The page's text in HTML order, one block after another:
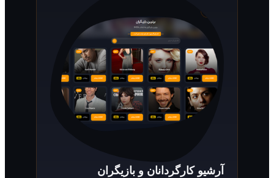
آرشیو کارگردانان و بازیگران